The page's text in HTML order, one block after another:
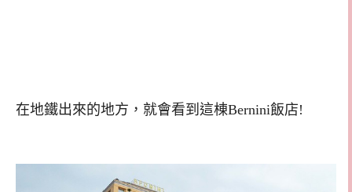
在地鐵出來的地方，就會看到這棟Bernini飯店!